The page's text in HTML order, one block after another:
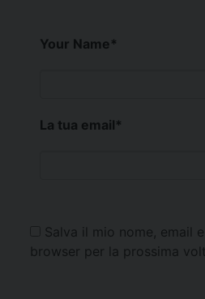
Your Name*
La tua email*
Salva il mio nome, email
browser per la prossima